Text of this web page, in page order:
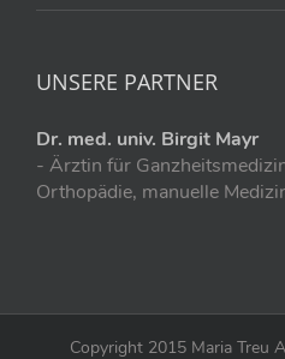
UNSERE PARTNER
Dr. med. univ. Birgit Mayr
- Ärztin für
Orthopädie, manuelle
Copyright 2015 Maria Treu